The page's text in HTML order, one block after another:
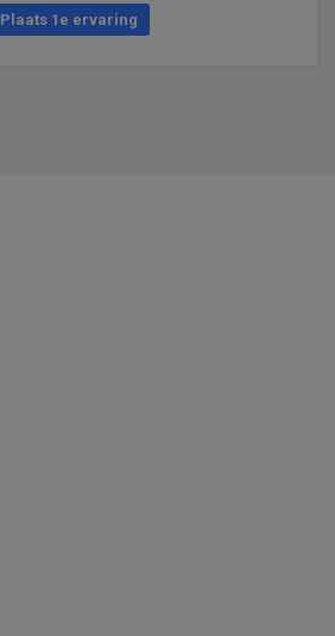
Plaats 1e ervaring